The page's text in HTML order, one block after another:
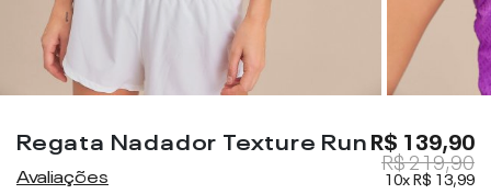
Regata Nadador Texture Run
Avaliações
R$ 139,90
R$ 219,90
10xR$ 13,99